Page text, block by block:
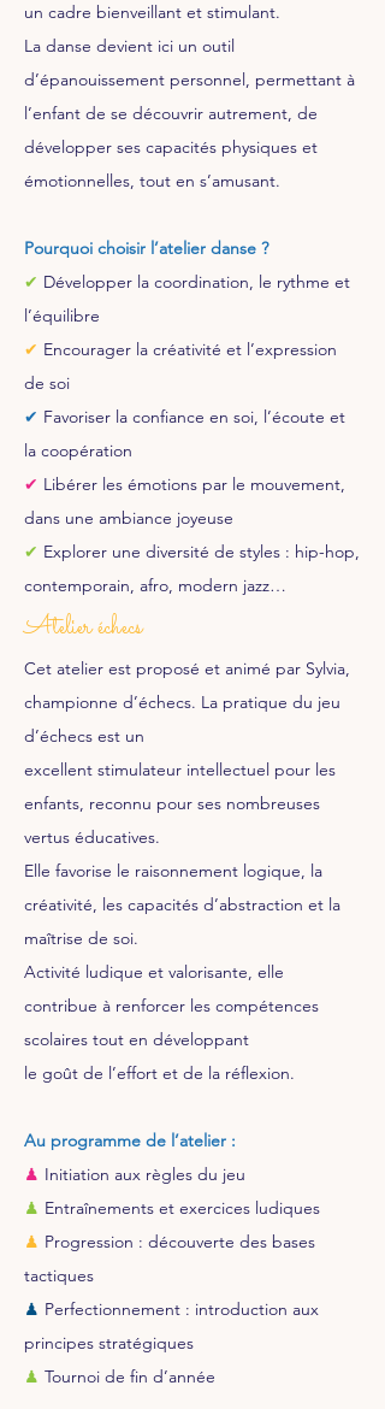
un cadre bienveillant et stimulant.
La danse devient ici un outil
d’épanouissement personnel, permettant à
l’enfant de se découvrir autrement, de
développer ses capacités physiques et
émotionnelles, tout en s’amusant.
Pourquoi choisir l’atelier danse ?
✔ Développer la coordination, le rythme et
l’équilibre
✔ Encourager la créativité et l’expression
de soi
✔ Favoriser la confiance en soi, l’écoute et
la coopération
✔ Libérer les émotions par le mouvement,
dans une ambiance joyeuse
✔ Explorer une diversité de styles : hip-hop,
contemporain, afro, modern jazz…
Atelier échecs
Cet atelier est proposé et animé par Sylvia,
championne d’échecs. La pratique du jeu
d’échecs est un
excellent stimulateur intellectuel pour les
enfants, reconnu pour ses nombreuses
vertus éducatives.
Elle favorise le raisonnement logique, la
créativité, les capacités d’abstraction et la
maîtrise de soi.
Activité ludique et valorisante, elle
contribue à renforcer les compétences
scolaires tout en développant
le goût de l’effort et de la réflexion.
Au programme de l’atelier :
♟ Initiation aux règles du jeu
♟ Entraînements et exercices ludiques
♟ Progression : découverte des bases
tactiques
♟ Perfectionnement : introduction aux
principes stratégiques
♟ Tournoi de fin d’année